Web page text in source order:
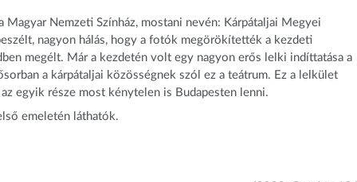
Nemzeti Színház, mostani nevén: Kárpátaljai Megyei
nagyon hálás, hogy a fotók megörökítették a kezdeti
megélt. Már a kezdetén volt egy nagyon erős lelki indíttatása a
a kárpátaljai közösségnek szól ez a teátrum. Ez a lelkület
egyik része most kénytelen is Budapesten lenni.
emeletén láthatók.